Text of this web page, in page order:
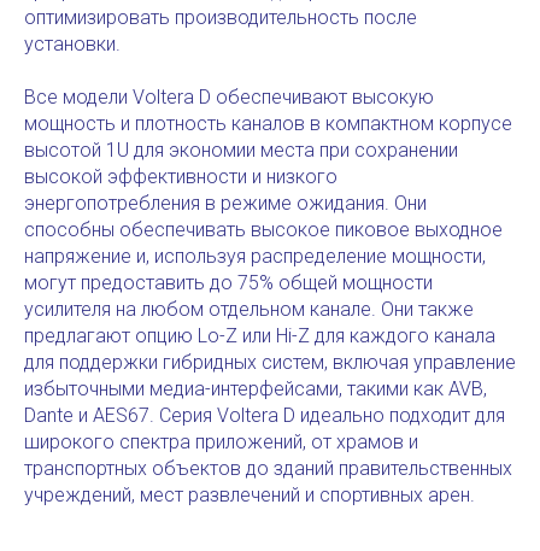
оптимизировать производительность после
установки.
Все модели Voltera D обеспечивают высокую
мощность и плотность каналов в компактном корпусе
высотой 1U для экономии места при сохранении
высокой эффективности и низкого
энергопотребления в режиме ожидания. Они
способны обеспечивать высокое пиковое выходное
напряжение и, используя распределение мощности,
могут предоставить до 75% общей мощности
усилителя на любом отдельном канале. Они также
предлагают опцию Lo-Z или Hi-Z для каждого канала
для поддержки гибридных систем, включая управление
избыточными медиа-интерфейсами, такими как AVB,
Dante и AES67. Серия Voltera D идеально подходит для
широкого спектра приложений, от храмов и
транспортных объектов до зданий правительственных
учреждений, мест развлечений и спортивных арен.